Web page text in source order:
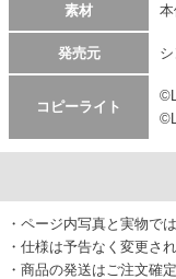
素材
発売元
コピーライト
・ページ内写真と実物で
・仕様は予告なく変更さ
・商品の発送はご注文確